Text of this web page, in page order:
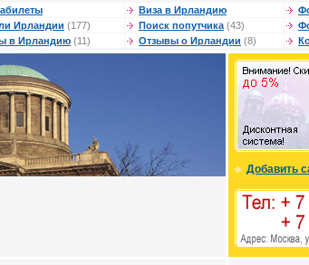
Виза в Ирландию
Ирландии (177) Поиск попутчика (43)
в Ирландию (11) Отзывы о Ирландии (8)
Добавить